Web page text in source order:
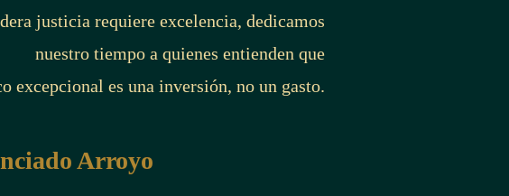
justicia requiere excelencia, dedicamos
nuestro tiempo a quienes entienden que
excepcional es una inversión, no un gasto.
Arroyo